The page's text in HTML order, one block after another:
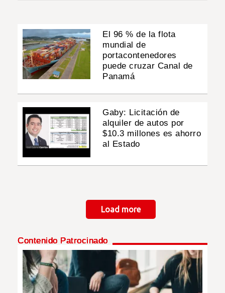
El 96 % de la flota
mundial de
portacontenedores
puede cruzar Canal de
Panamá
Gaby: Licitación de
alquiler de autos por
$10.3 millones es ahorro
al Estado
Load more
Contenido Patrocinado